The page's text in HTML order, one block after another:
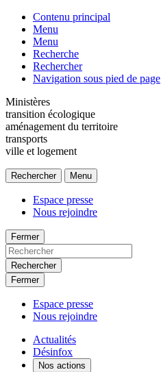
Contenu principal
Menu
Menu
Recherche
Rechercher
Navigation sous pied de page
Ministères
transition écologique
aménagement du territoire
transports
ville et logement
Rechercher Menu
Espace presse
Nous rejoindre
Fermer
Rechercher
Fermer
Espace presse
Nous rejoindre
Actualités
Désinfox
Nos actions